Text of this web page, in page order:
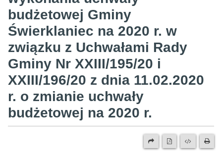
budżetowej Gminy
Świerklaniec na 2020 r. w
związku z Uchwałami Rady
Gminy Nr XXIII/195/20 i
XXIII/196/20 z dnia 11.02.2020
r. o zmianie uchwały
budżetowej na 2020 r.